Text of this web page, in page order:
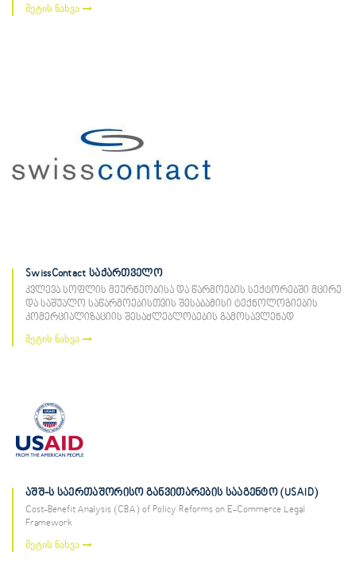
მეტის ნახვა
SwissContact საქართველო
კვლევა სოფლის მეურნეობისა და წარმოების სექტორებში მცირე
და საშუალო საწარმოებისთვის შესაბამისი ტექნოლოგიების
კომერციალიზაციის შესაძლებლობების გამოსავლენად
მეტის ნახვა
აშშ-ს საერთაშორისო განვითარების სააგენტო (USAID)
Cost-Benefit Analysis (CBA) of Policy Reforms on E-Commerce Legal
Framework
მეტის ნახვა